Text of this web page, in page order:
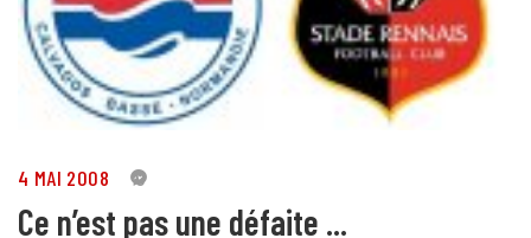
4 MAI 2008 0
Ce n’est pas une défaite ...